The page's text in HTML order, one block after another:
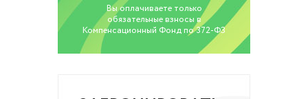
Вы оплачиваете только
обязательные взносы в
Компенсационный Фонд по 372-ФЗ